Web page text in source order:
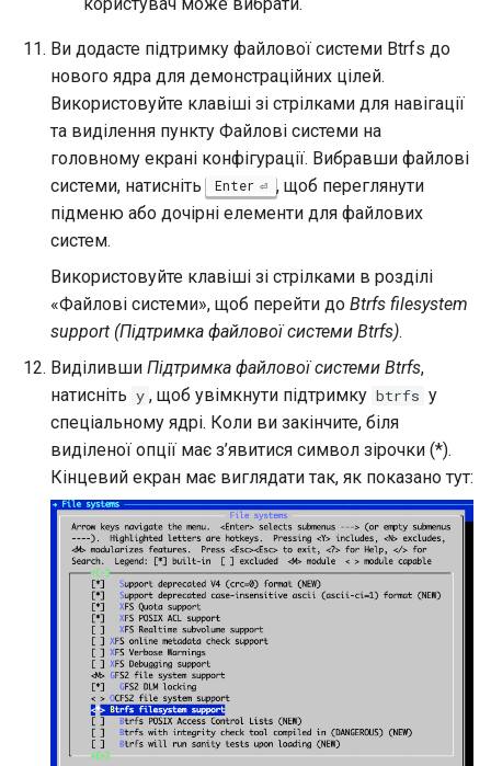
Ви додасте підтримку файлової системи Btrfs до
нового ядра для демонстраційних цілей.
Використовуйте клавіші зі стрілками для навігації
та виділення пункту Файлові системи на
головному екрані конфігурації. Вибравши файлові
системи, натисніть
Enter
, щоб переглянути
підменю або дочірні елементи для файлових
систем.
Використовуйте клавіші зі стрілками в розділі
«Файлові системи», щоб перейти до Btrfs filesystem
support (Підтримка файлової системи Btrfs).
Виділивши Підтримка файлової системи Btrfs,
натисніть y , щоб увімкнути підтримку btrfs у
спеціальному ядрі. Коли ви закінчите, біля
виділеної опції має з’явитися символ зірочки (*).
Кінцевий екран має виглядати так, як показано тут: